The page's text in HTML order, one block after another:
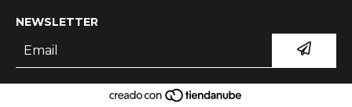
NEWSLETTER